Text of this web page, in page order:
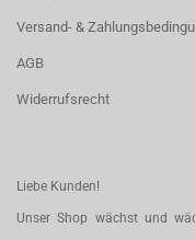
Versand- &
AGB
Widerrufsrecht
Liebe Kunden!
Unser Shop wächst und